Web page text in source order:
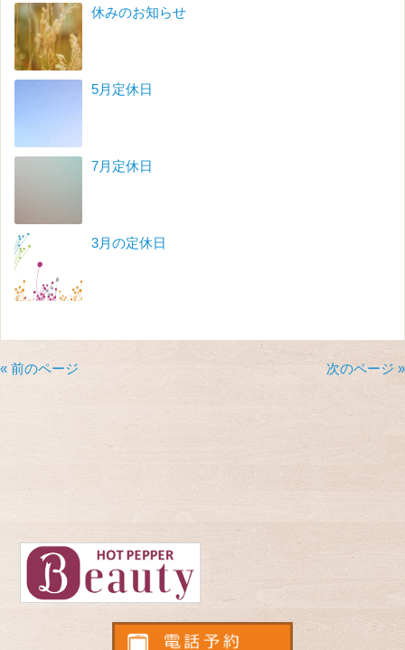
休みのお知らせ
5月定休日
7月定休日
3月の定休日
« 前のページ 次のページ »